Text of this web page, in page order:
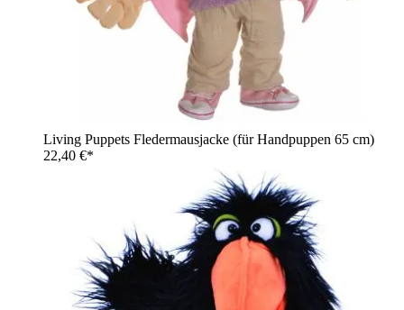
Living Puppets Fledermausjacke (für Handpuppen 65 cm)
22,40 €*